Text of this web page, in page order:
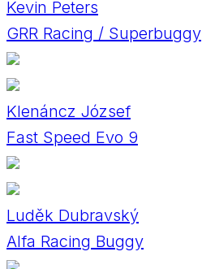
Kevin Peters
GRR Racing / Superbuggy
Klenáncz József
Fast Speed Evo 9
Luděk Dubravský
Alfa Racing Buggy